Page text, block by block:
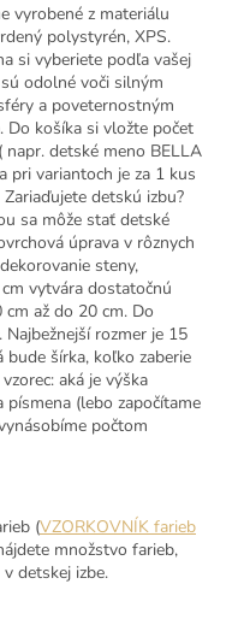
vyrobené z materiálu
polystyrén, XPS.
si vyberiete podľa vašej
odolné voči silným
a poveternostným
Do košíka si vložte počet
detské meno BELLA
pri variantoch je za 1 kus
detskú izbu?
sa môže stať detské
úprava v rôznych
steny,
vytvára dostatočnú
až do 20 cm. Do
rozmer je 15
bude šírka, koľko zaberie
aká je výška
písmena (lebo započítame
počtom
(VZORKOVNÍK farieb
množstvo farieb,
detskej izbe.